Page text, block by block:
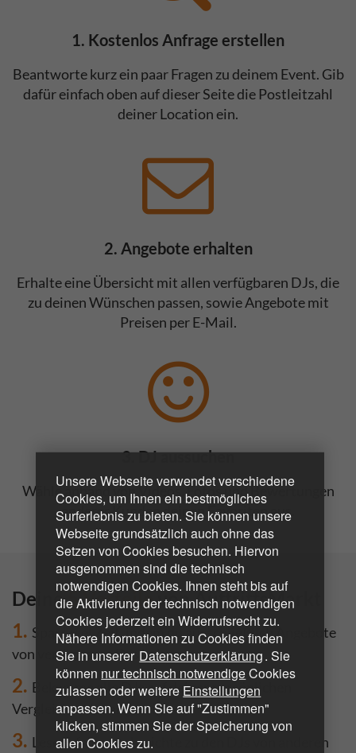
Unsere Webseite verwendet verschiedene
Cookies, um Ihnen ein bestmögliches
Surferlebnis zu bieten. Sie können unsere
Webseite grundsätzlich auch ohne das
Setzen von Cookies besuchen. Hiervon
ausgenommen sind die technisch
notwendigen Cookies. Ihnen steht bis auf
die Aktivierung der technisch notwendigen
Cookies jederzeit ein Widerrufsrecht zu.
Nähere Informationen zu Cookies finden
Sie in unserer Datenschutzerklärung. Sie
können nur technisch notwendigeCookies
zulassen oder weitere Einstellungen
anpassen. Wenn Sie auf "Zustimmen"
klicken, stimmen Sie der Speicherung von
allen Cookies zu.
1. Kostenlos Anfrage erstellen
Beantworte kurz ein paar Fragen zu deinem Event. Gib
dafür einfach oben auf dieser Seite die Postleitzahl
deiner Location ein.
2. Angebote erhalten
Erhalte eine Übersicht mit allen verfügbaren DJs, die
zu deinen Wünschen passen, sowie Angebote mit
Preisen per E-Mail.
3. DJ aussuchen
Wähle anhand von Videos, Fotos und Bewertungen
anderer Kunden deinen Favoriten aus.
Deine5 Vorteilevon AuftrittsMarkt
1. Spare viel Zeit, indem du ausschließlich Angebote
von verfügbaren DJs bekommst
2. Bekomme alle DJs auf deiner persönlichen
Vergleichsseite angezeigt
3. Lese Erfahrungsberichte zu den DJs von anderen